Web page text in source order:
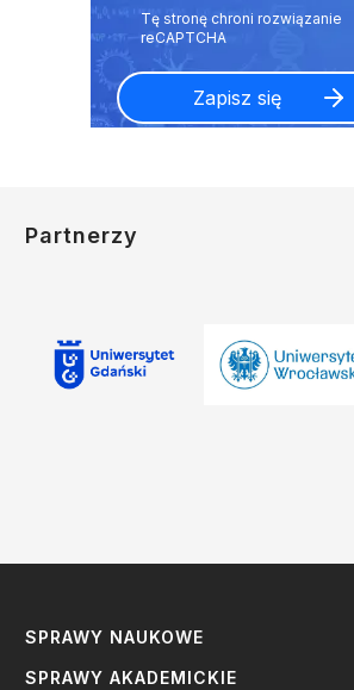
Partnerzy
SPRAWY NAUKOWE
SPRAWY AKADEMICKIE